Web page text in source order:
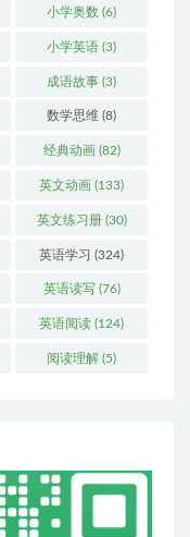
小学奥数 (6)
小学英语 (3)
成语故事 (3)
数学思维 (8)
经典动画 (82)
英文动画 (133)
英文练习册(30)
英语学习 (324)
英语读写(76)
英语阅读 (124)
阅读理解 (5)